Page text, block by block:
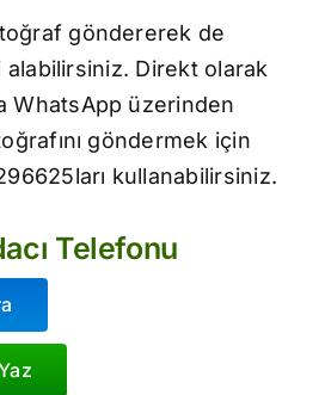
göndererek de
Direkt olarak
WhatsApp üzerinden
göndermek için
kullanabilirsiniz.
Telefonu